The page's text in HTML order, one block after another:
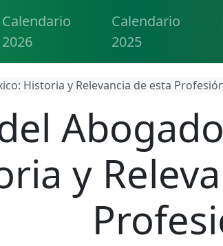
Calendario
2026
Calendario
2025
Historia y Relevancia de esta
y